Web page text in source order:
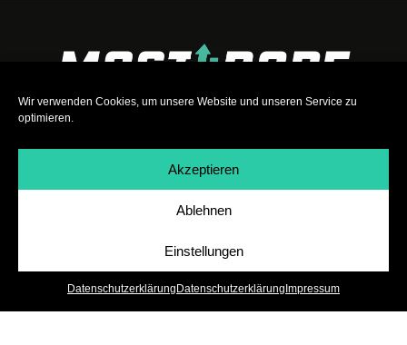
Wir verwenden Cookies, um unsere Website und unseren Service zu
optimieren.
Akzeptieren
Ablehnen
Einstellungen
Datenschutzerklärung Datenschutzerklärung Impressum
Datenschutz|Teilnahmebedingungen